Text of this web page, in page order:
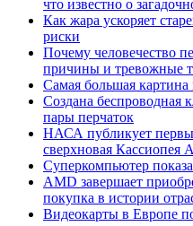
что известно о
Как жара ускоряет
риски
Почему человечество
причины и тревожные
Самая большая
Создана беспроводная
пары перчаток
НАСА публикует
сверхновая Кассиопея А
Суперкомпьютер
AMD завершает
покупка в истории
Видеокарты в Европе